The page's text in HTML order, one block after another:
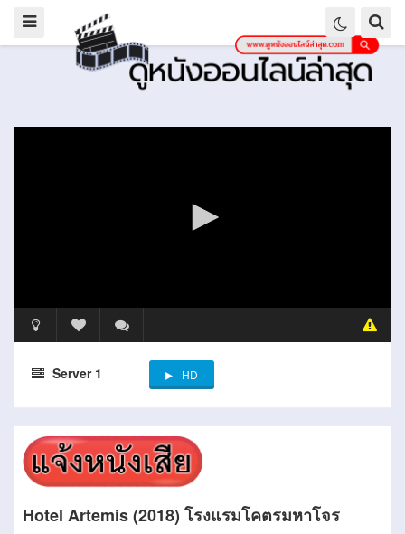
Server 1 HD
Hotel Artemis (2018) โรงแรมโคตรมหาโจร